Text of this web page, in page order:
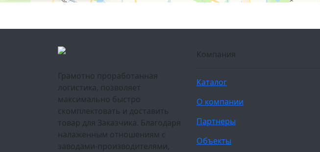
Грамотно проработанная
логистика, позволяет
максимально быстро
скомплектовать и доставить
товар для Заказчика. Благодаря
налаженным отношениям с
заводами-производителями,
Компания
Каталог
О компании
Партнеры
Объекты